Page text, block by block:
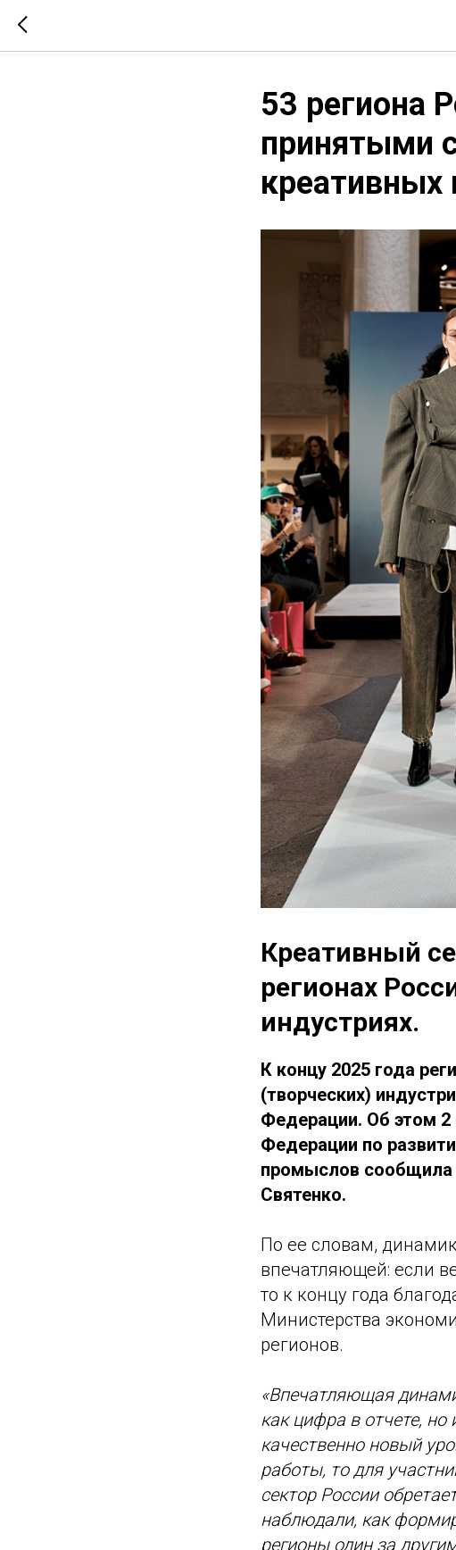
53 региона
принятыми
креативных
Креативный
регионах
индустриях.
К концу 2025 года
(творческих)
Федерации. Об этом 2
Федерации по
промыслов сообщила
Святенко.
По ее словам,
впечатляющей: если
то к концу года
Министерства
регионов.
«Впечатляющая
как цифра в отчете,
качественно новый
работы, то для
сектор России
наблюдали, как
регионы один за